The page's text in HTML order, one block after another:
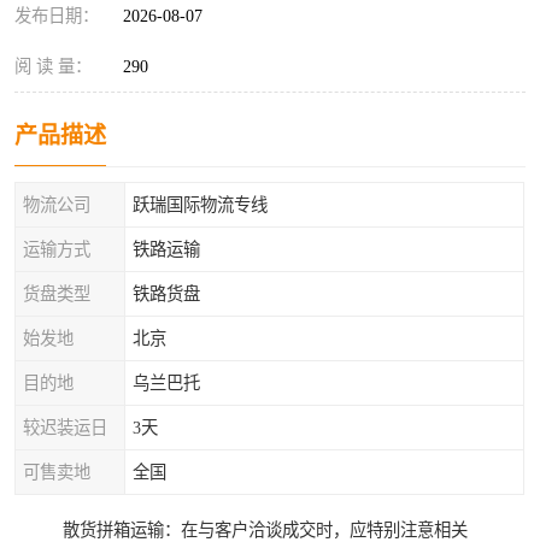
发布日期： 2026-08-07
阅 读 量： 290
产品描述
物流公司 跃瑞国际物流专线
运输方式 铁路运输
货盘类型 铁路货盘
始发地 北京
目的地 乌兰巴托
较迟装运日 3天
可售卖地 全国
散货拼箱运输：在与客户洽谈成交时，应特别注意相关